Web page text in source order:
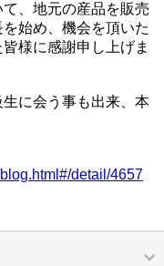
て、地元の産品を販売
始め、機会を頂いた
様に感謝申し上げま
に会う事も出来、本
detail/4657